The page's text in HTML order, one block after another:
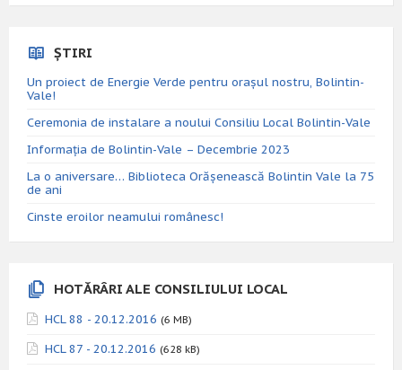
ȘTIRI
Un proiect de Energie Verde pentru orașul nostru, Bolintin-
Vale!
Ceremonia de instalare a noului Consiliu Local Bolintin-Vale
Informația de Bolintin-Vale – Decembrie 2023
La o aniversare… Biblioteca Orăşenească Bolintin Vale la 75
de ani
Cinste eroilor neamului românesc!
HOTĂRÂRI ALE CONSILIULUI LOCAL
HCL 88 - 20.12.2016 (6 MB)
HCL 87 - 20.12.2016 (628 kB)